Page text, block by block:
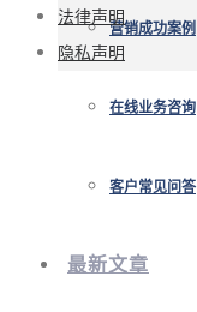
营销成功案例
在线业务咨询
客户常见问答
最新文章
法律声明
隐私声明